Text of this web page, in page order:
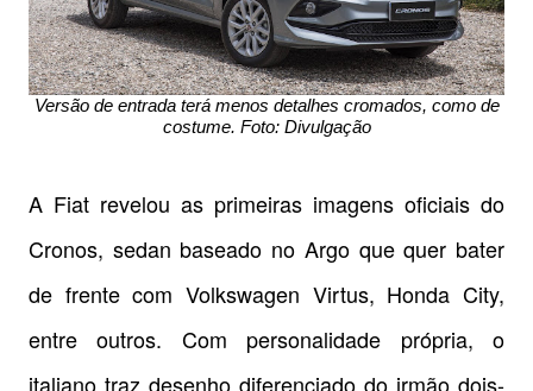
Versão de entrada terá menos detalhes cromados, como de
costume. Foto: Divulgação
A Fiat revelou as primeiras imagens oficiais do
Cronos, sedan baseado no Argo que quer bater
de frente com Volkswagen Virtus, Honda City,
entre outros. Com personalidade própria, o
italiano traz desenho diferenciado do irmão dois-